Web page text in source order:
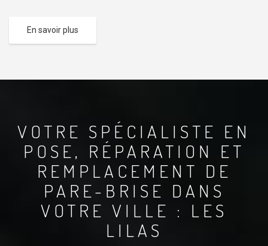
En savoir plus
VOTRE SPÉCIALISTE EN
POSE, RÉPARATION ET
REMPLACEMENT DE
PARE-BRISE DANS
VOTRE VILLE : LES
LILAS